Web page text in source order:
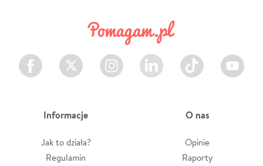
Facebook Twitter Instagram LinkedIn TikTok Youtube
Informacje
Jak to działa?
Regulamin
O nas
Opinie
Raporty